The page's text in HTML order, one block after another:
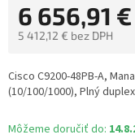
6 656,91 €
5 412,12 € bez DPH
cena:
Môžeme doručiť do:
Cisco C9200-48PB-A,
(10/100/1000), Plný duplex